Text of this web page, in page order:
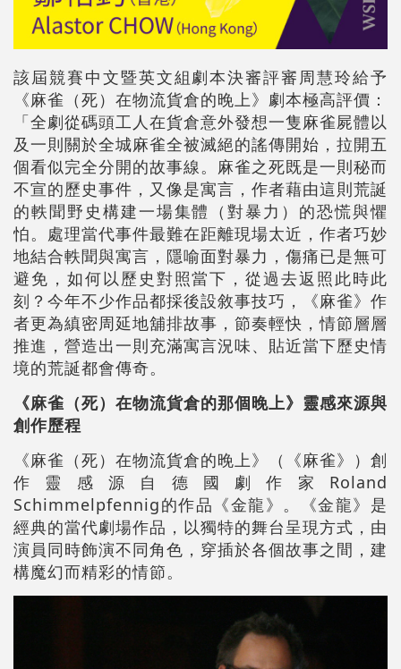
該屆競賽中文暨英文組劇本決審評審周慧玲給予
《麻雀（死）在物流貨倉的晚上》劇本極高評價：
「全劇從碼頭工人在貨倉意外發想一隻麻雀屍體以
及一則關於全城麻雀全被滅絕的謠傳開始，拉開五
個看似完全分開的故事線。麻雀之死既是一則秘而
不宣的歷史事件，又像是寓言，作者藉由這則荒誕
的軼聞野史構建一場集體（對暴力）的恐慌與懼
怕。處理當代事件最難在距離現場太近，作者巧妙
地結合軼聞與寓言，隱喻面對暴力，傷痛已是無可
避免，如何以歷史對照當下，從過去返照此時此
刻？今年不少作品都採後設敘事技巧，《麻雀》作
者更為縝密周延地舖排故事，節奏輕快，情節層層
推進，營造出一則充滿寓言況味、貼近當下歷史情
境的荒誕都會傳奇。
《麻雀（死）在物流貨倉的那個晚上》靈感來源與
創作歷程
《麻雀（死）在物流貨倉的晚上》（《麻雀》）創
作靈感源自德國劇作家Roland
Schimmelpfennig的作品《金龍》。《金龍》是
經典的當代劇場作品，以獨特的舞台呈現方式，由
演員同時飾演不同角色，穿插於各個故事之間，建
構魔幻而精彩的情節。